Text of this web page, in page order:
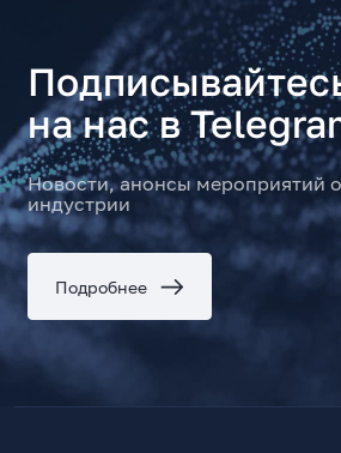
на нас в
Новости, анонсы мероприятий
индустрии
Подробнее